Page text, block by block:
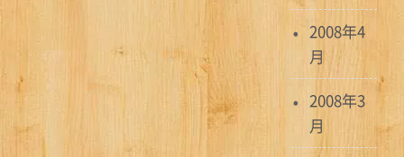
2008年4
月
2008年3
月